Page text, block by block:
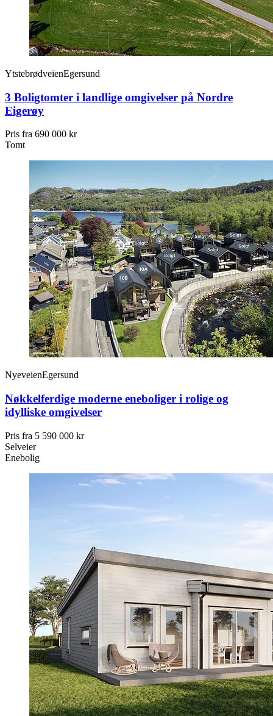
YtstebrødveienEgersund
3 Boligtomter i landlige omgivelser på Nordre
Eigerøy
Pris fra 690 000 kr
Tomt
NyeveienEgersund
Nøkkelferdige moderne eneboliger i rolige og
idylliske omgivelser
Pris fra 5 590 000 kr
Selveier
Enebolig